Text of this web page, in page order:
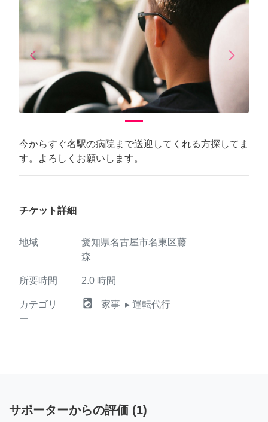
arrow_back_iosPrevious arrow_forward_iosNext
今からすぐ名駅の病院まで送迎してくれる方探してま
す。よろしくお願いします。
チケット詳細
地域
愛知県名古屋市名東区藤
森
所要時間 2.0 時間
カテゴリ
ー
local_laundry_service 家事 ▸ 運転代行
サポーターからの評価 (1)